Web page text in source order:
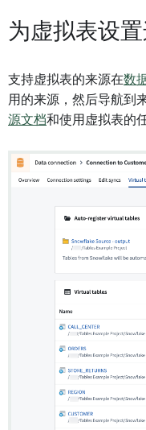
为虚拟表设
支持虚拟表的来源在数
用的来源，然后导航到
源文档和使用虚拟表的